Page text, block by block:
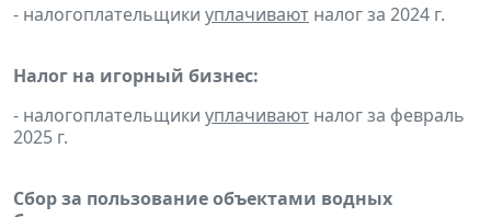
- налогоплательщики уплачивают налог за 2024 г.
Налог на игорный бизнес:
- налогоплательщики уплачивают налог за февраль
2025 г.
Сбор за пользование объектами водных